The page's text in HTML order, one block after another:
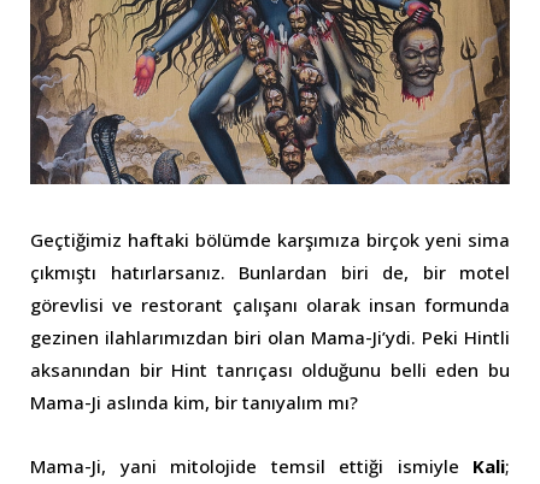
Geçtiğimiz haftaki bölümde karşımıza birçok yeni sima
çıkmıştı hatırlarsanız. Bunlardan biri de, bir motel
görevlisi ve restorant çalışanı olarak insan formunda
gezinen ilahlarımızdan biri olan Mama-Ji’ydi. Peki Hintli
aksanından bir Hint tanrıçası olduğunu belli eden bu
Mama-Ji aslında kim, bir tanıyalım mı?
Mama-Ji, yani mitolojide temsil ettiği ismiyle Kali;